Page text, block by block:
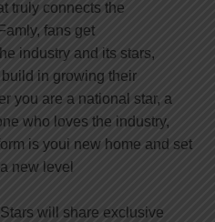
truly connects the
fans get
industry and its stars,
in growing their
you are a national star, a
who loves the industry,
is youi new home and set
new level
will share exclusive